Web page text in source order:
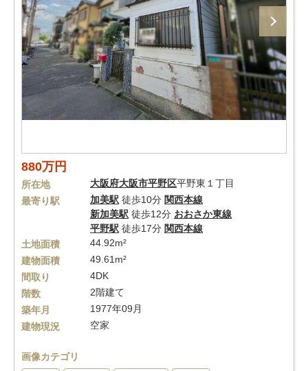
880万円
所在地 大阪府大阪市平野区平野東１丁目
最寄り駅
加美駅 徒歩10分 関西本線
新加美駅 徒歩12分 おおさか東線
平野駅 徒歩17分 関西本線
土地面積
44.92m²
建物面積
49.61m²
間取り
4DK
階数
2階建て
築年月
1977年09月
建物現況
空家
画像カテゴリ